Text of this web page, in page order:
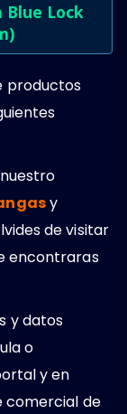
Lock
productos
y
de visitar
encontraras
y datos
o
y en
comercial de